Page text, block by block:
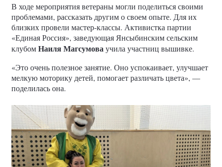
В ходе мероприятия ветераны могли поделиться своими
проблемами, рассказать другим о своем опыте. Для их
близких провели мастер-классы. Активистка партии
«Единая Россия», заведующая Янсыбинским сельским
клубомНаиля Магсумоваучила участниц вышивке.
«Это очень полезное занятие. Оно успокаивает, улучшает
мелкую моторику детей, помогает различать цвета», —
поделилась она.